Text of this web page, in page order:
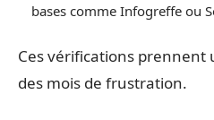
bases comme Infogreffe ou
Ces vérifications prennent
des mois de frustration.